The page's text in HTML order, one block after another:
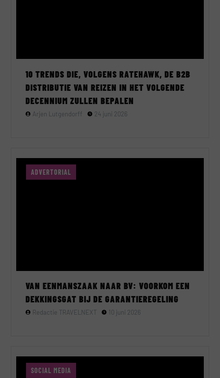
10 TRENDS DIE, VOLGENS RATEHAWK, DE B2B
DISTRIBUTIE VAN REIZEN IN HET VOLGENDE
DECENNIUM ZULLEN BEPALEN
Arjen Lutgendorff 24 juni 2026
ADVERTORIAL
VAN EENMANSZAAK NAAR BV: VOORKOM EEN
DEKKINGSGAT BIJ DE GARANTIEREGELING
Redactie TRAVELNEXT 10 juni 2026
SOCIAL MEDIA